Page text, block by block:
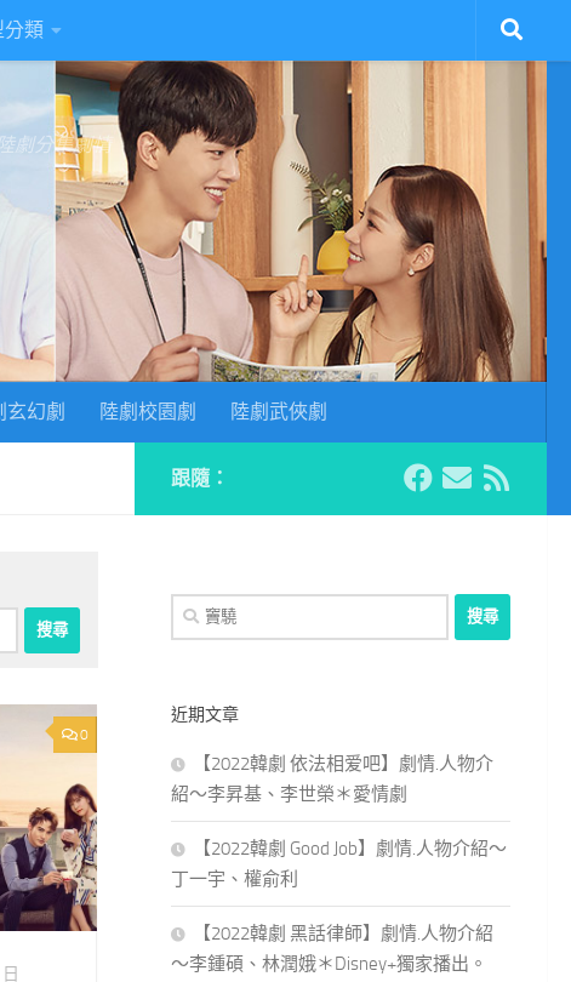
分類
劇分集劇情
玄幻劇 陸劇校園劇 陸劇武俠劇
0
跟隨：
搜
尋
字:
近期文章
【2022韓劇 依法相爱吧】劇情.人物介
紹～李昇基、李世榮＊愛情劇
【2022韓劇 Good Job】劇情.人物介紹～
丁一宇、權俞利
【2022韓劇 黑話律師】劇情.人物介紹
～李鍾碩、林潤娥＊Disney+獨家播出。